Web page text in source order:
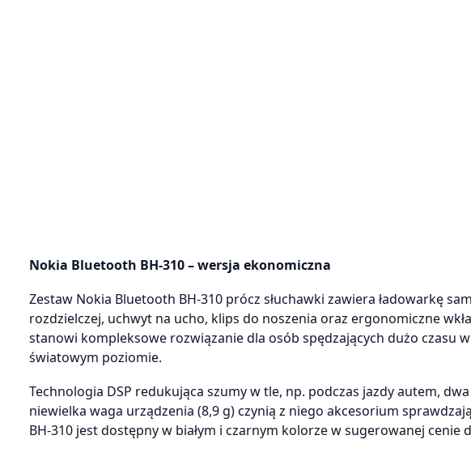
Nokia Bluetooth BH-310 – wersja ekonomiczna
Zestaw Nokia Bluetooth BH-310 prócz słuchawki zawiera ładowarkę
rozdzielczej, uchwyt na ucho, klips do noszenia oraz ergonomiczne
stanowi kompleksowe rozwiązanie dla osób spędzających dużo czasu
światowym poziomie.
Technologia DSP redukująca szumy w tle, np. podczas jazdy autem,
niewielka waga urządzenia (8,9 g) czynią z niego akcesorium
BH-310 jest dostępny w białym i czarnym kolorze w sugerowanej cenie